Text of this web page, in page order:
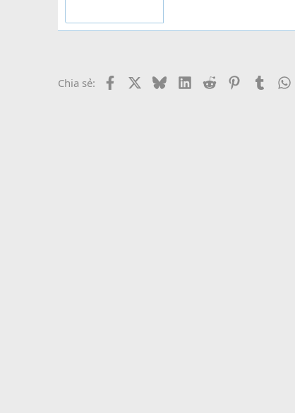
Chia sẻ: Facebook BlueskyLinkedIn
Reddit PinterestTumblr